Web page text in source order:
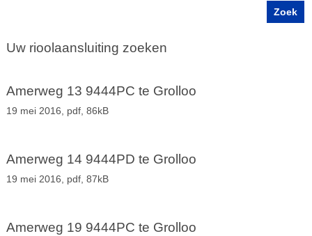
Uw rioolaansluiting zoeken
Amerweg 13 9444PC te Grolloo
19 mei 2016, pdf, 86kB
Amerweg 14 9444PD te Grolloo
19 mei 2016, pdf, 87kB
Amerweg 19 9444PC te Grolloo